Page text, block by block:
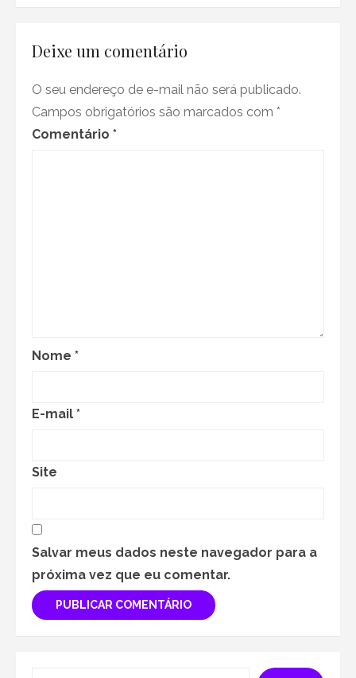
Parte
Deixe um comentário
O seu endereço de e-mail não será publicado.
Campos obrigatórios são marcados com *
Comentário *
Nome *
E-mail *
Site
Salvar meus dados neste navegador para a
próxima vez que eu comentar.